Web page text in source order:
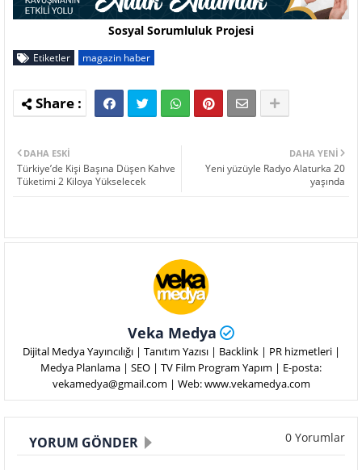
Sosyal Sorumluluk Projesi
Etiketler magazin haber
DAHA YENI
Yeni yüzüyle Radyo Alaturka 20
yaşında
DAHA ESKI
Türkiye’de Kişi Başına Düşen Kahve
Tüketimi 2 Kiloya Yükselecek
Veka Medya
Dijital Medya Yayıncılığı | Tanıtım Yazısı | Backlink | PR hizmetleri |
Medya Planlama | SEO | TV Film Program Yapım | E-posta:
vekamedya@gmail.com | Web: www.vekamedya.com
YORUM GÖNDER 0 Yorumlar